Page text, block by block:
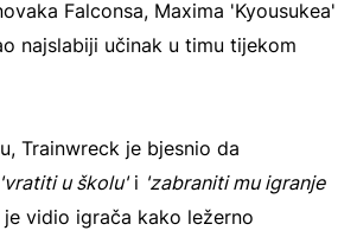
Falconsa, Maxima 'Kyousukea'
najslabiji učinak u timu tijekom
Trainwreck je bjesnio da
'vratiti u školu'i 'zabraniti mu igranje
vidio igrača kako ležerno